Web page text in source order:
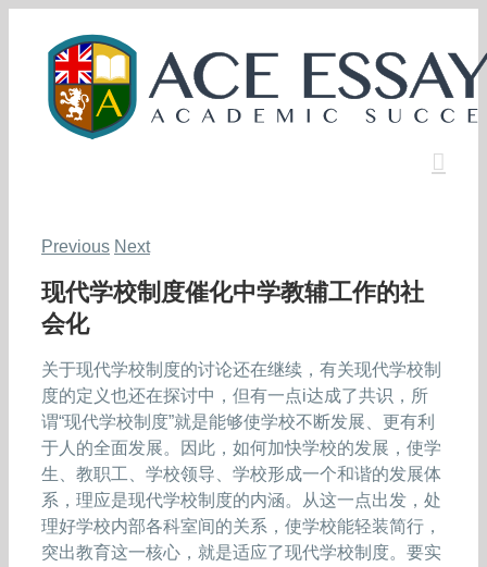
content
Previous Next
现代学校制度催化中学教辅工作的社
会化
关于现代学校制度的讨论还在继续，有关现代学校制
度的定义也还在探讨中，但有一点i达成了共识，所
谓“现代学校制度”就是能够使学校不断发展、更有利
于人的全面发展。因此，如何加快学校的发展，使学
生、教职工、学校领导、学校形成一个和谐的发展体
系，理应是现代学校制度的内涵。从这一点出发，处
理好学校内部各科室间的关系，使学校能轻装简行，
突出教育这一核心，就是适应了现代学校制度。要实